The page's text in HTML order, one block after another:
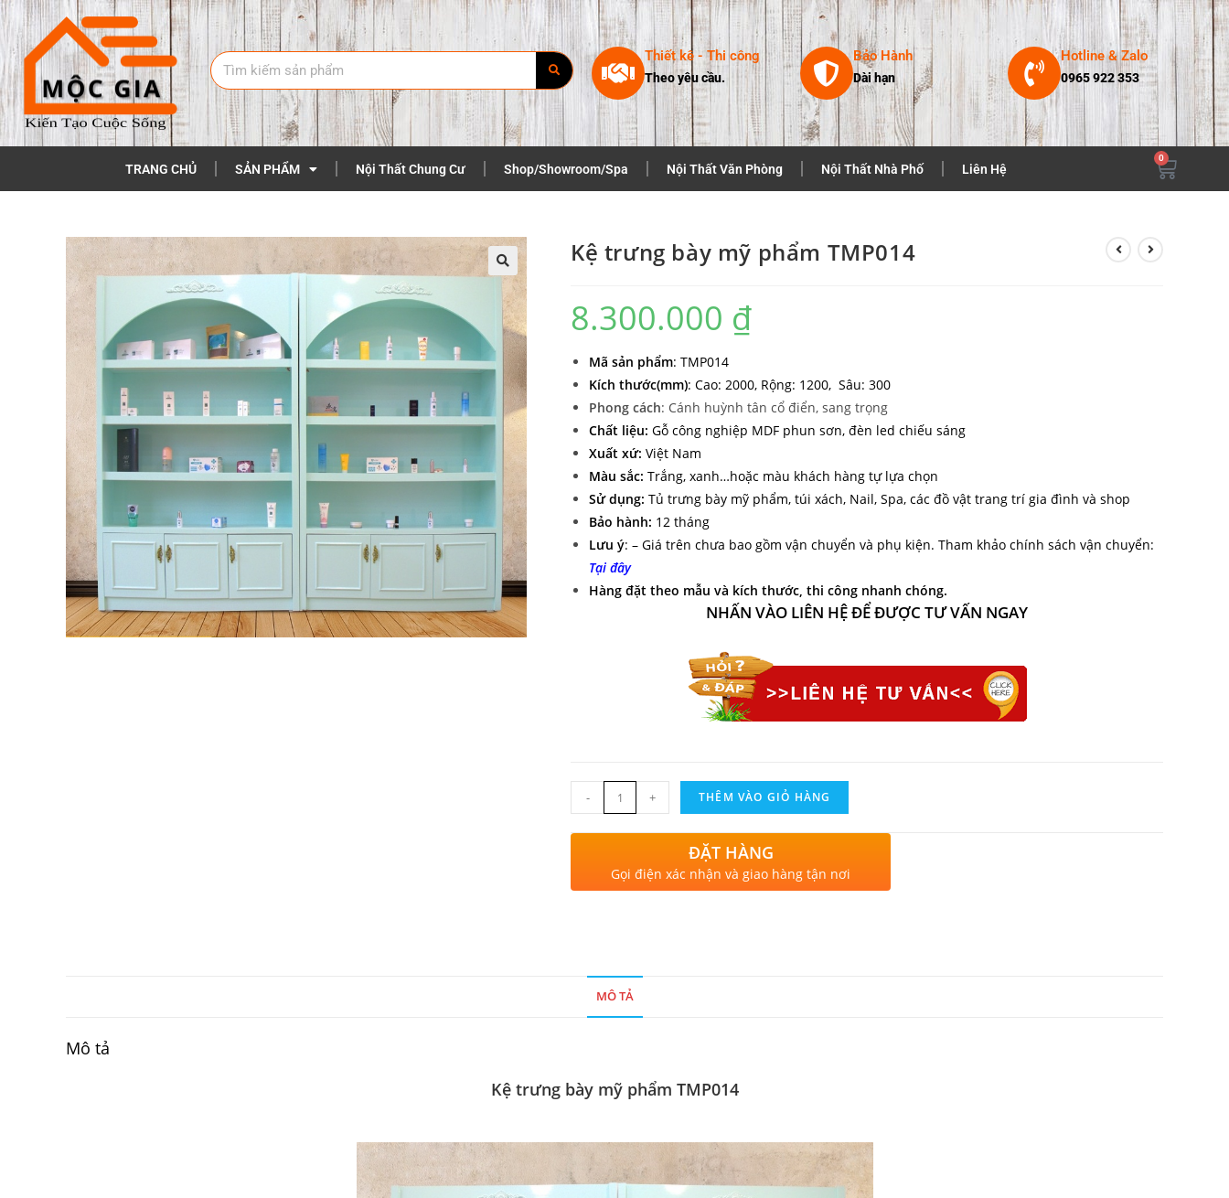
Thiết kê - Thi công
Theo yêu cầu.
Bảo Hành
Dài hạn
Hotline & Zalo
0965 922 353
TRANG CHỦ SẢN PHẨM Nội Thất Chung Cư Shop/Showroom/Spa Nội Thất Văn Phòng Nội Thất Nhà Phố Liên Hệ
0
Kệ trưng bày mỹ phẩm TMP014
8.300.000 ₫
Mã sản phẩm: TMP014
Kích thước(mm): Cao: 2000, Rộng: 1200, Sâu: 300
Phong cách: Cánh huỳnh tân cổ điển, sang trọng
Chất liệu: Gỗ công nghiệp MDF phun sơn, đèn led chiếu sáng
Xuất xứ: Việt Nam
Màu sắc: Trắng, xanh…hoặc màu khách hàng tự lựa chọn
Sử dụng: Tủ trưng bày mỹ phẩm, túi xách, Nail, Spa, các đồ vật trang trí gia đình và shop
Bảo hành: 12 tháng
Lưu ý: – Giá trên chưa bao gồm vận chuyển và phụ kiện. Tham khảo chính sách vận chuyển:
Tại đây
Hàng đặt theo mẫu và kích thước, thi công nhanh chóng.
NHẤN VÀO LIÊN HỆ ĐỂ ĐƯỢC TƯ VẤN NGAY
- + THÊM VÀO GIỎ HÀNG
ĐẶT HÀNG
Gọi điện xác nhận và giao hàng tận nơi
MÔ TẢ
Mô tả
Kệ trưng bày mỹ phẩm TMP014